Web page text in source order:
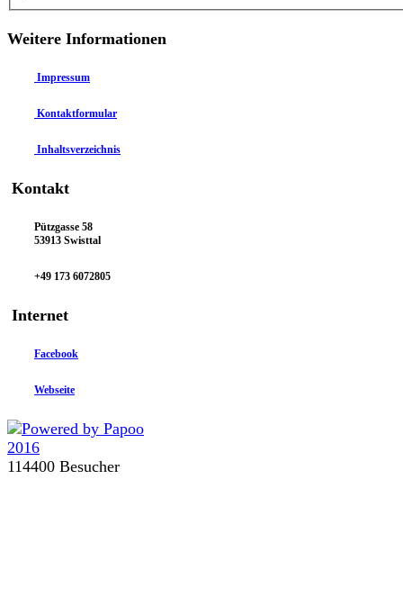
Weitere Informationen
Impressum
Kontaktformular
Inhaltsverzeichnis
Kontakt
Pützgasse 58
53913 Swisttal
+49 173 6072805
Internet
Facebook
Webseite
114400 Besucher